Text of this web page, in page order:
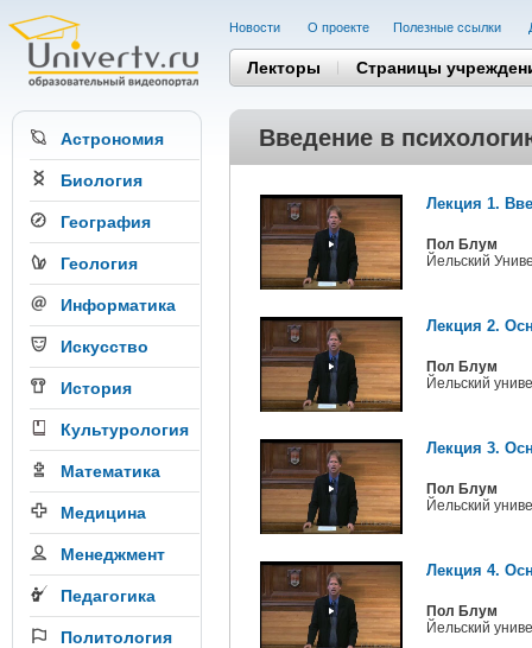
Астрономия
Биология
География
Геология
Информатика
Искусство
История
Культурология
Математика
Медицина
Менеджмент
Педагогика
Политология
Новости О проекте Полезные cсылки
Лекторы Страницы
Введение в
Лекция 1.
Пол Блум
Йельский
Лекция 2.
Пол Блум
Йельский
Лекция 3.
Пол Блум
Йельский
Лекция 4.
Пол Блум
Йельский